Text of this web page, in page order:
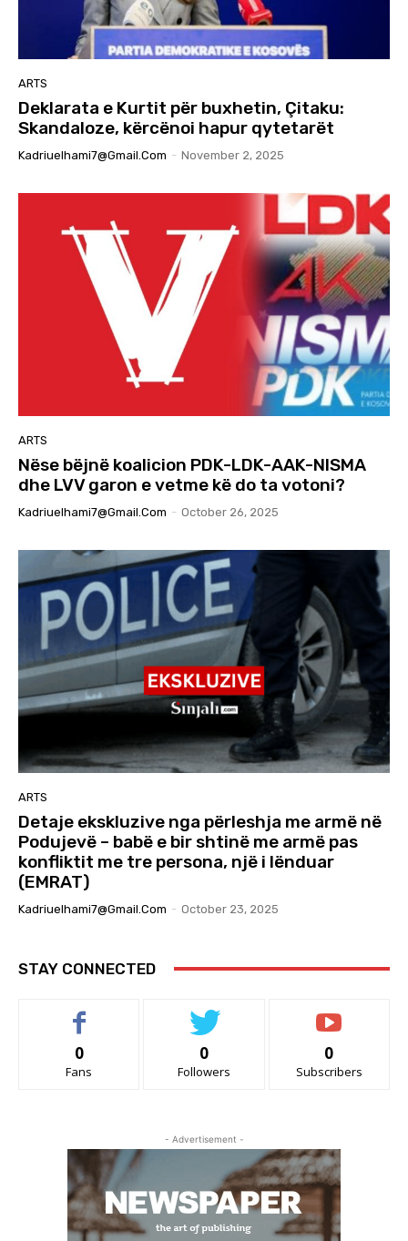
ARTS
Deklarata e Kurtit për buxhetin, Çitaku:
Skandaloze, kërcënoi hapur qytetarët
Kadriuelhami7@gmail.com - November 2, 2025
ARTS
Nëse bëjnë koalicion PDK-LDK-AAK-NISMA
dhe LVV garon e vetme kë do ta votoni?
Kadriuelhami7@gmail.com - October 26, 2025
ARTS
Detaje ekskluzive nga përleshja me armë në
Podujevë – babë e bir shtinë me armë pas
konfliktit me tre persona, një i lënduar
(EMRAT)
Kadriuelhami7@gmail.com - October 23, 2025
STAY CONNECTED
0
Fans
0
Followers
0
Subscribers
- Advertisement -